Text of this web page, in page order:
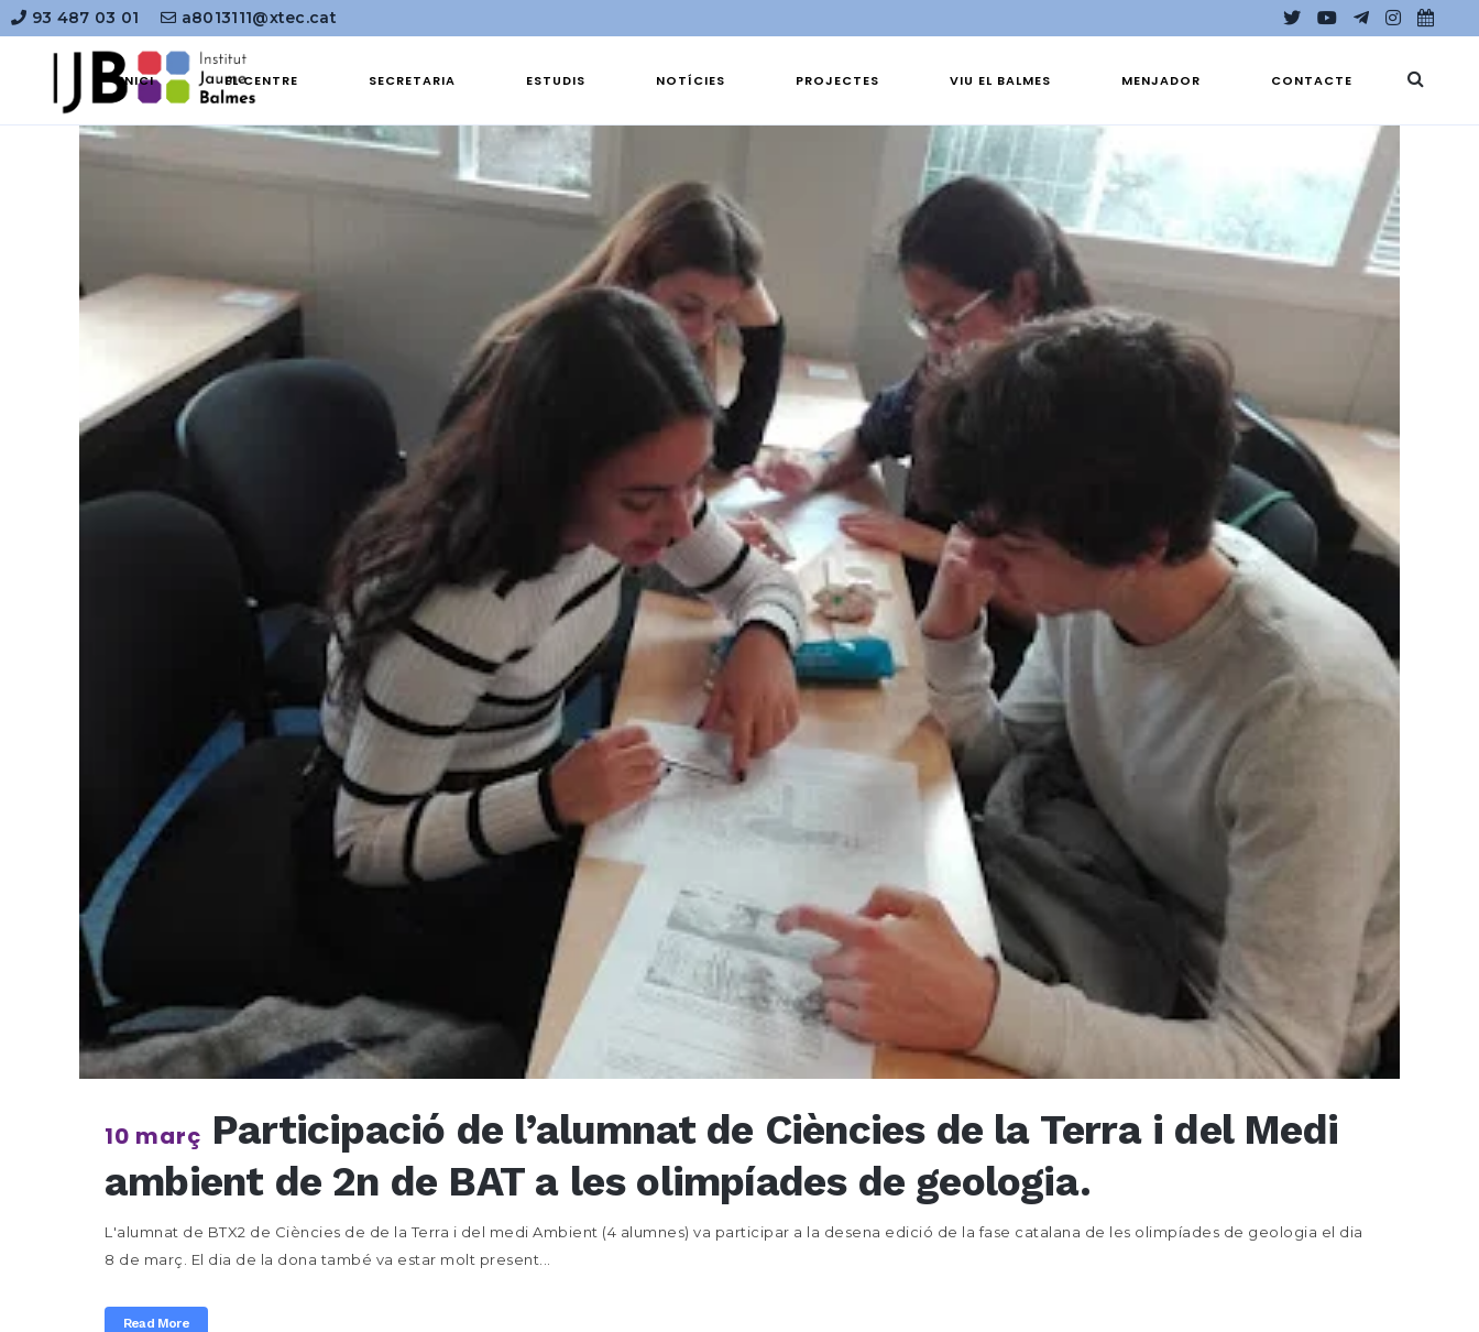
93 487 03 01 a8013111@xtec.cat
INICI EL CENTRE SECRETARIA ESTUDIS NOTÍCIES PROJECTES VIU EL BALMES MENJADOR CONTACTE
10 març Participació de l’alumnat de Ciències de la Terra i del Medi
ambient de 2n de BAT a les olimpíades de geologia.
L'alumnat de BTX2 de Ciències de de la Terra i del medi Ambient (4 alumnes) va participar a la desena edició de la fase catalana de les olimpíades de geologia el dia
8 de març. El dia de la dona també va estar molt present...
Read More